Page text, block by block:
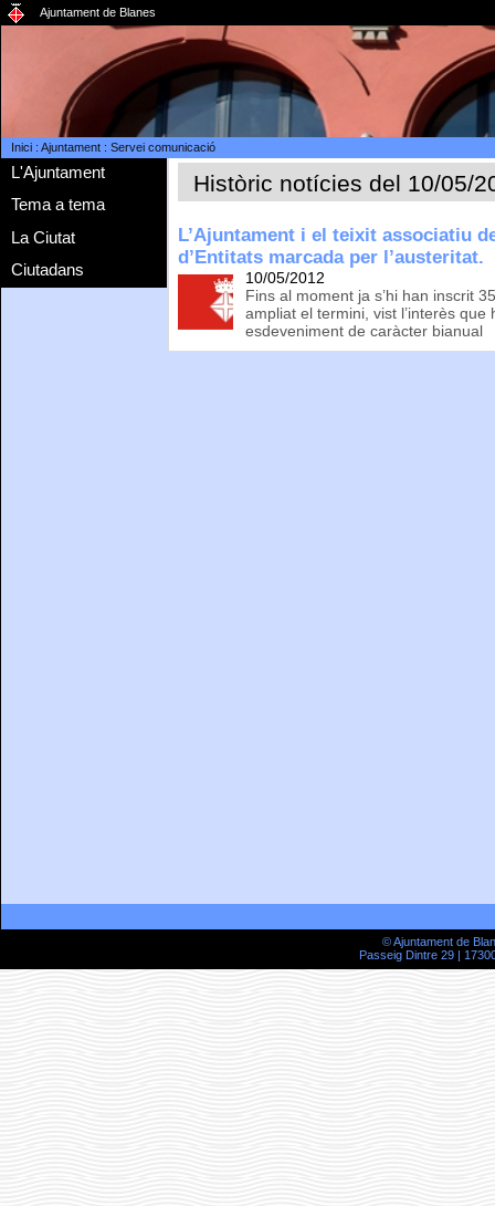
Ajuntament de Blanes
Inici: Ajuntament: Servei comunicació
L'Ajuntament
Tema a tema
La Ciutat
Ciutadans
Històric notícies del 10/05/
L’Ajuntament i el teixit associatiu
d’Entitats marcada per l’austeritat.
10/05/2012
Fins al moment ja s’hi han inscrit
ampliat el termini, vist l’interès que
esdeveniment de caràcter bianual
© Ajuntament de
Passeig Dintre 29 |